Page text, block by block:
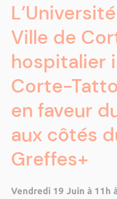
Ville de
hospitalier
Corte-
en faveur
aux côtés
Greffes+
Vendredi 19 Juin à 11h